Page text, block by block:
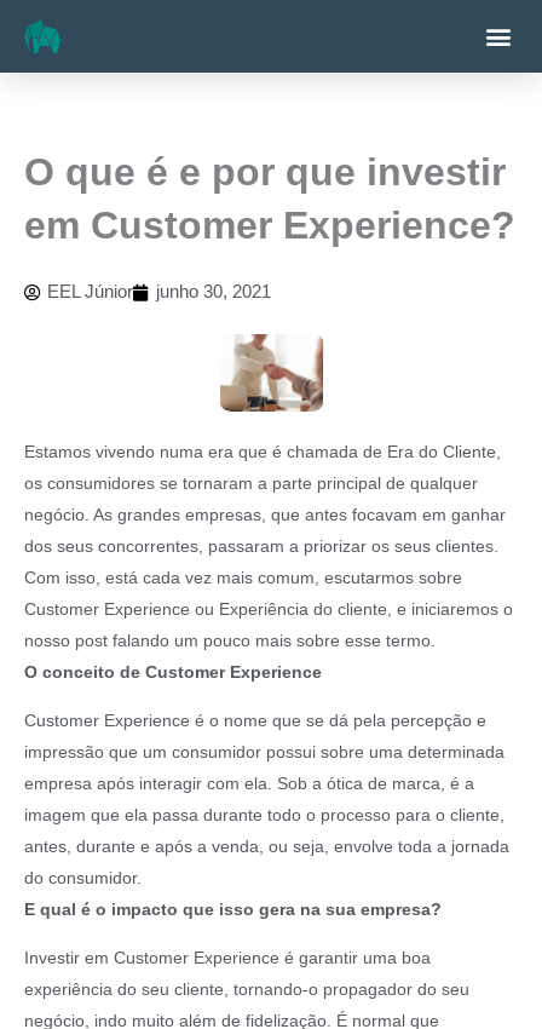
para
O que é e por que investir
em Customer Experience?
EEL Júnior junho 30, 2021
Estamos vivendo numa era que é chamada de Era do Cliente,
os consumidores se tornaram a parte principal de qualquer
negócio. As grandes empresas, que antes focavam em ganhar
dos seus concorrentes, passaram a priorizar os seus clientes.
Com isso, está cada vez mais comum, escutarmos sobre
Customer Experience ou Experiência do cliente, e iniciaremos o
nosso post falando um pouco mais sobre esse termo.
O conceito de Customer Experience
Customer Experience é o nome que se dá pela percepção e
impressão que um consumidor possui sobre uma determinada
empresa após interagir com ela. Sob a ótica de marca, é a
imagem que ela passa durante todo o processo para o cliente,
antes, durante e após a venda, ou seja, envolve toda a jornada
do consumidor.
E qual é o impacto que isso gera na sua empresa?
Investir em Customer Experience é garantir uma boa
experiência do seu cliente, tornando-o propagador do seu
negócio, indo muito além de fidelização. É normal que